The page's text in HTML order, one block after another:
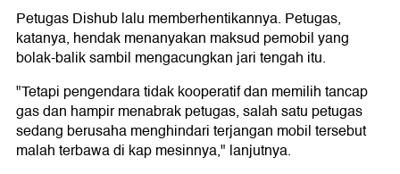
Petugas Dishub lalu memberhentikannya. Petugas,
katanya, hendak menanyakan maksud pemobil yang
bolak-balik sambil mengacungkan jari tengah itu.
"Tetapi pengendara tidak kooperatif dan memilih tancap
gas dan hampir menabrak petugas, salah satu petugas
sedang berusaha menghindari terjangan mobil tersebut
malah terbawa di kap mesinnya," lanjutnya.